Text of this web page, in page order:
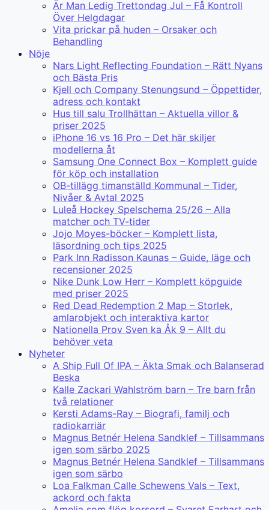
Är Man Ledig Trettondag Jul – Få Kontroll
Över Helgdagar
Vita prickar på huden – Orsaker och
Behandling
Nöje
Nars Light Reflecting Foundation – Rätt Nyans
och Bästa Pris
Kjell och Company Stenungsund – Öppettider,
adress och kontakt
Hus till salu Trollhättan – Aktuella villor &
priser 2025
iPhone 16 vs 16 Pro – Det här skiljer
modellerna åt
Samsung One Connect Box – Komplett guide
för köp och installation
OB-tillägg timanställd Kommunal – Tider,
Nivåer & Avtal 2025
Luleå Hockey Spelschema 25/26 – Alla
matcher och TV-tider
Jojo Moyes-böcker – Komplett lista,
läsordning och tips 2025
Park Inn Radisson Kaunas – Guide, läge och
recensioner 2025
Nike Dunk Low Herr – Komplett köpguide
med priser 2025
Red Dead Redemption 2 Map – Storlek,
amlarobjekt och interaktiva kartor
Nationella Prov Sven ka Åk 9 – Allt du
behöver veta
Nyheter
A Ship Full Of IPA – Äkta Smak och Balanserad
Beska
Kalle Zackari Wahlström barn – Tre barn från
två relationer
Kersti Adams-Ray – Biografi, familj och
radiokarriär
Magnus Betnér Helena Sandklef – Tillsammans
igen som särbo 2025
Magnus Betnér Helena Sandklef – Tillsammans
igen som särbo
Loa Falkman Calle Schewens Vals – Text,
ackord och fakta